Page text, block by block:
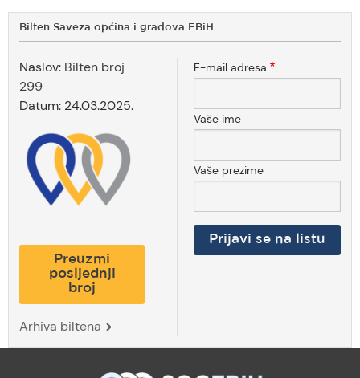
Bilten Saveza općina i gradova FBiH
Naslov: Bilten broj
299
Datum: 24.03.2025.
Preuzmi
posljednji
broj
Arhiva biltena
E-mail adresa
Vaše ime
Vaše prezime